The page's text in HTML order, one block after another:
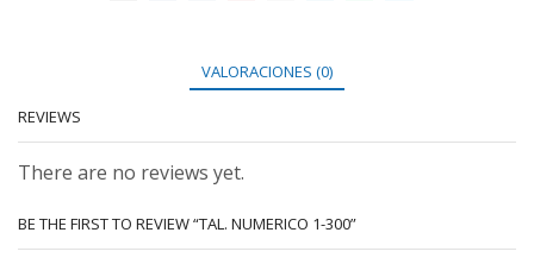
VALORACIONES (0)
REVIEWS
There are no reviews yet.
BE THE FIRST TO REVIEW “TAL. NUMERICO 1-300”